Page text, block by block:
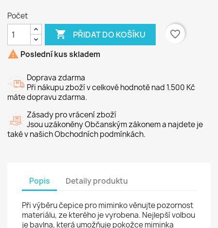
Počet
 PŘIDAT DO KOŠÍKU
favorite_border
 Poslední kus skladem
Doprava zdarma
Při nákupu zboží v celkové hodnotě nad 1.500 Kč
máte dopravu zdarma.
Zásady pro vrácení zboží
Jsou uzákoněny Občanským zákonem a najdete je
také v našich Obchodních podmínkách.
Popis Detaily produktu
Při výběru čepice pro miminko věnujte pozornost
materiálu, ze kterého je vyrobena. Nejlepší volbou
je bavlna, která umožňuje pokožce miminka